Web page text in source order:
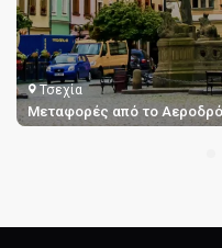
Τσεχία
Μεταφορές Αεροδρομίου